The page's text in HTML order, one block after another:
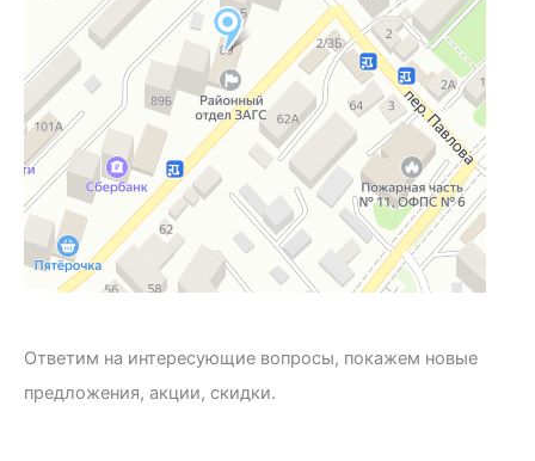
Ответим на интересующие вопросы, покажем новые
предложения, акции, скидки.